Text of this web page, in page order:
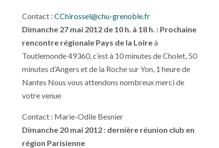
Contact : CChirossel@chu-grenoble.fr
Dimanche 27 mai 2012 de 10 h. à 18 h. : Prochaine
rencontre régionale Pays de la Loireà
Toutlemonde 49360, c’est à 10 minutes de Cholet, 50
minutes d’Angers et de la Roche sur Yon, 1 heure de
Nantes Nous vous attendons nombreux merci de
votre venue
Contact : Marie-Odile Besnier
Dimanche 20 mai 2012 : dernière réunion club en
région Parisienne